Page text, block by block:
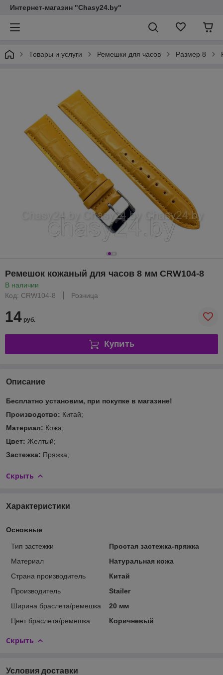
Интернет-магазин "Chasy24.by"
Товары и услуги Ремешки для часов Размер 8
Ремешок кожаный для часов 8 мм CRW104-8
В наличии
Код: CRW104-8
Розница
14 руб.
Купить
Описание
Бесплатно установим, при покупке в магазине!
Производство: Китай;
Материал: Кожа;
Цвет: Желтый;
Застежка: Пряжка;
Скрыть
Характеристики
Основные
Тип застежки
Простая застежка-пряжка
Материал
Натуральная кожа
Страна производитель
Китай
Производитель
Stailer
Ширина браслета/ремешка
20 мм
Цвет браслета/ремешка
Коричневый
Скрыть
Условия доставки